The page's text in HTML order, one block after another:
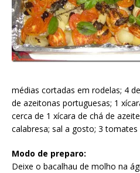
médias cortadas em rodelas; 4
de azeitonas portuguesas; 1
cerca de 1 xícara de chá de
calabresa; sal a gosto; 3 tomates
Modo de preparo:
Deixe o bacalhau de molho na